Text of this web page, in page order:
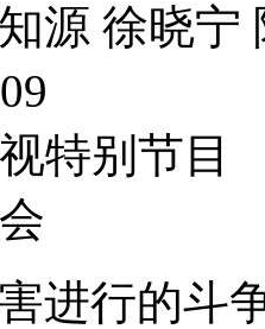
源 徐晓宁
特别节目
进行的斗